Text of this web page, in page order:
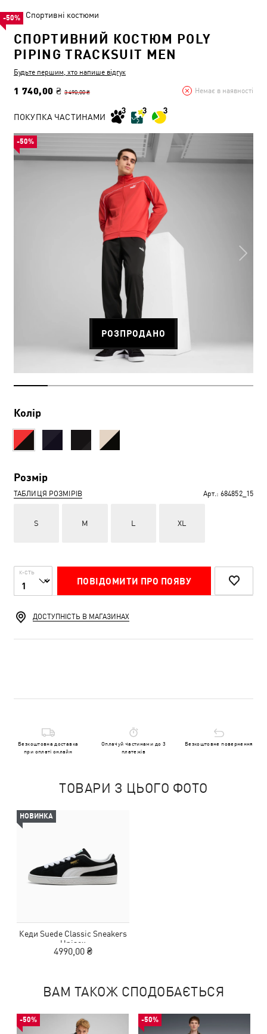
Спортивні костюми
СПОРТИВНИЙ КОСТЮМ POLY
PIPING TRACKSUIT MEN
Будьте першим, хто напише відгук
1 740,00 ₴ 3 490,00 ₴ Немає в наявності
-50%
ПОКУПКА ЧАСТИНАМИ
РОЗПРОДАНО
Колір
Розмір
ТАБЛИЦЯ РОЗМІРІВ Арт.: 684852_15
S M L XL
К-СТЬ
ПОВІДОМИТИ ПРО ПОЯВУ
-50%
ДОСТУПНІСТЬ В МАГАЗИНАХ
Безкоштовна доставка
при оплаті онлайн
Оплачуй частинами до 3
платежів
Безкоштовне повернення
ТОВАРИ З ЦЬОГО ФОТО
НОВИНКА
Кеди Suede Classic Sneakers
Unisex
4990,00 ₴
ВАМ ТАКОЖ СПОДОБАЄТЬСЯ
-50% -50%